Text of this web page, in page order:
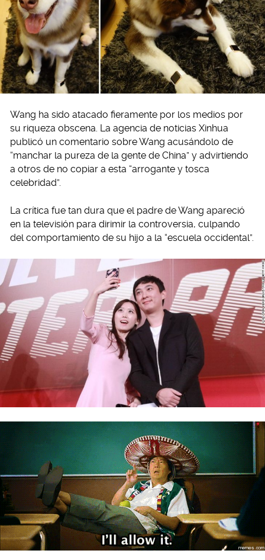
Wang ha sido atacado fieramente por los medios por
su riqueza obscena. La agencia de noticias Xinhua
publicó un comentario sobre Wang acusándolo de
“manchar la pureza de la gente de China” y advirtiendo
a otros de no copiar a esta “arrogante y tosca
celebridad”.
La crítica fue tan dura que el padre de Wang apareció
en la televisión para dirimir la controversia, culpando
del comportamiento de su hijo a la “escuela occidental”.